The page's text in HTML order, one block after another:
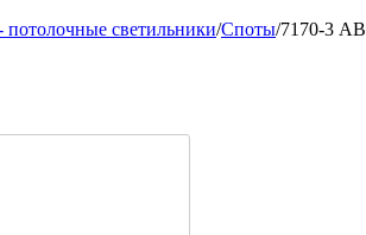
потолочные светильники/Споты/7170-3 AB